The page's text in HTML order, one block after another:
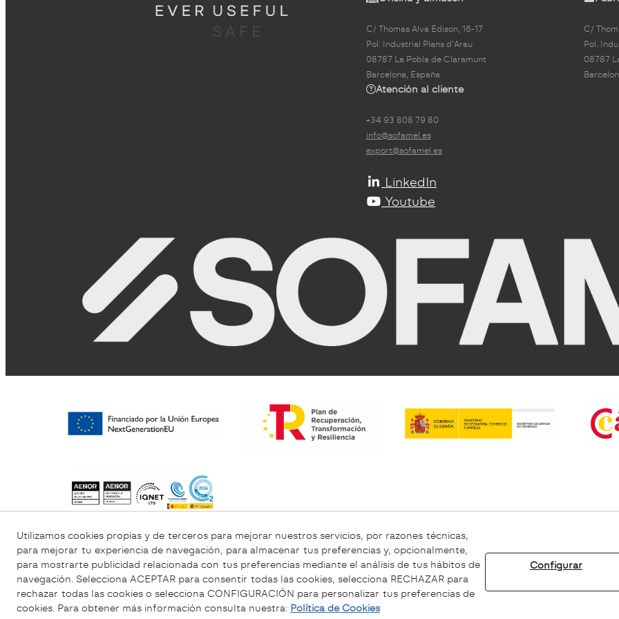
C/ Thomas Alva Edison, 16-17
Pol. Industrial Plans d'Arau
08787 La Pobla de Claramunt
Barcelona, España
C/
Pol.
08787
Atención al cliente
+34 93 808 79 80
info@sofamel.es
export@sofamel.es
LinkedIn
Youtube
Política de Privacidad Política Cookies Aviso legal Canal ético
© 08/2026 Sofamel - Todos los derechos reservados.
Utilizamos cookies propias y de terceros para mejorar nuestros servicios, por razones técnicas,
para mejorar tu experiencia de navegación, para almacenar tus preferencias y, opcionalmente,
para mostrarte publicidad relacionada con tus preferencias mediante el análisis de tus hábitos de
navegación. Selecciona ACEPTAR para consentir todas las cookies, selecciona RECHAZAR para
rechazar todas las cookies o selecciona CONFIGURACIÓN para personalizar tus preferencias de
cookies. Para obtener más información consulta nuestra: Política de Cookies
Configurar